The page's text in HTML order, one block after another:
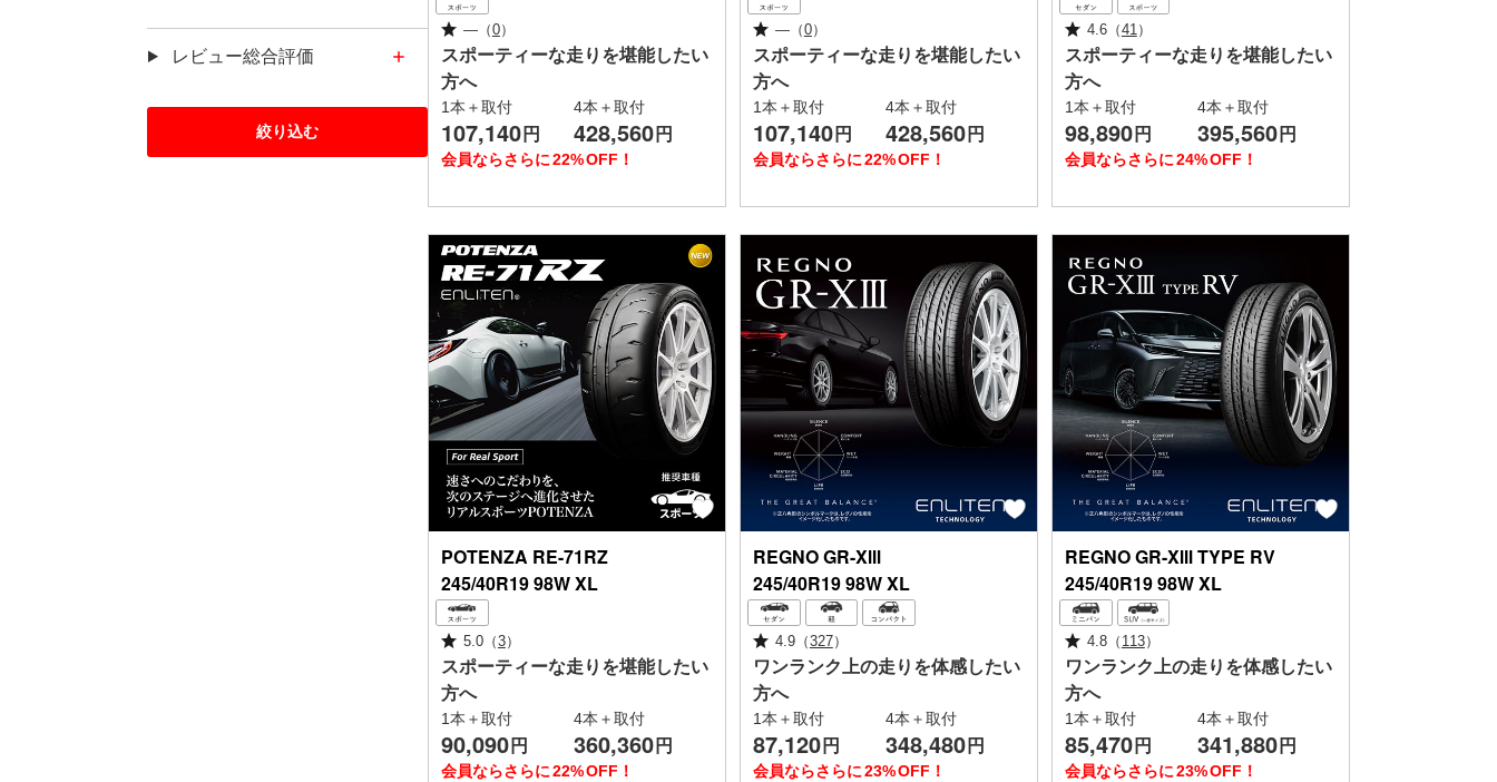
レビュー総合評価
この内容で
絞り込む
—（0）
スポーティーな走りを堪能したい
方へ
1本＋取付
107,140 円
4本＋取付
428,560 円
会員ならさらに22%OFF！
—（0）
スポーティーな走りを堪能したい
方へ
1本＋取付
107,140 円
4本＋取付
428,560 円
会員ならさらに22%OFF！
4.6（41）
スポーティーな走りを堪能したい
方へ
1本＋取付
98,890 円
4本＋取付
395,560 円
会員ならさらに24%OFF！
POTENZA RE-71RZ
245/40R19 98W XL
5.0（3）
スポーティーな走りを堪能したい
方へ
1本＋取付
90,090 円
4本＋取付
360,360 円
会員ならさらに22%OFF！
REGNOGR-XⅢ
245/40R19 98W XL
4.9（327）
ワンランク上の走りを体感したい
方へ
1本＋取付
87,120 円
4本＋取付
348,480 円
会員ならさらに23%OFF！
REGNOGR-XⅢ TYPE RV
245/40R19 98W XL
4.8（ 113）
ワンランク上の走りを体感したい
方へ
1本＋取付
85,470 円
4本＋取付
341,880 円
会員ならさらに23%OFF！